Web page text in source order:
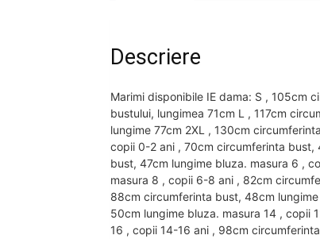
Descriere
Marimi disponibile IE dama: S , 105cm
bustului, lungimea 71cm L , 117cm
lungime 77cm 2XL , 130cm
copii 0-2 ani , 70cm circumferinta bust,
bust, 47cm lungime bluza. masura 6 ,
masura 8 , copii 6-8 ani , 82cm
88cm circumferinta bust, 48cm
50cm lungime bluza. masura 14 , copii
16 , copii 14-16 ani , 98cm